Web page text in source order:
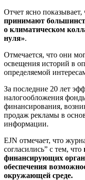
Отчет ясно показывает,
принимают
о климатическом
нуля».
Отмечается, что они
освещения историй в
определяемой
За последние 20 лет
налогообложения
финансирования,
продаж рекламы в
информации.
EJN отмечает, что
согласились” с тем, что
финансирующих
обеспечения
окружающей среде.